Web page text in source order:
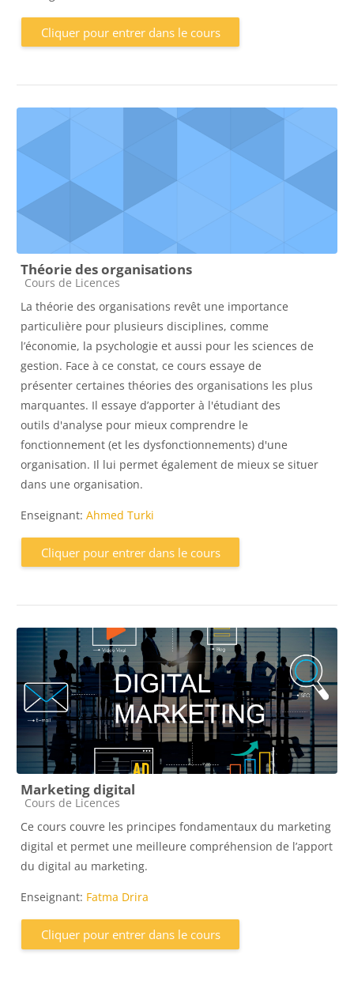
Cliquer pour entrer dans le cours
Théorie des organisations
Catégorie de cours
Cours de Licences
La théorie des organisations revêt une importance
particulière pour plusieurs disciplines, comme
l’économie, la psychologie et aussi pour les sciences de
gestion. Face à ce constat, ce cours essaye de
présenter certaines théories des organisations les plus
marquantes. Il essaye d’apporter à l'étudiant des
outils d'analyse pour mieux comprendre le
fonctionnement (et les dysfonctionnements) d'une
organisation. Il lui permet également de mieux se situer
dans une organisation.
Enseignant: Ahmed Turki
Cliquer pour entrer dans le cours
Marketing digital
Catégorie de cours
Cours de Licences
Ce cours couvre les principes fondamentaux du marketing
digital et permet une meilleure compréhension de l’apport
du digital au marketing.
Enseignant: Fatma Drira
Cliquer pour entrer dans le cours